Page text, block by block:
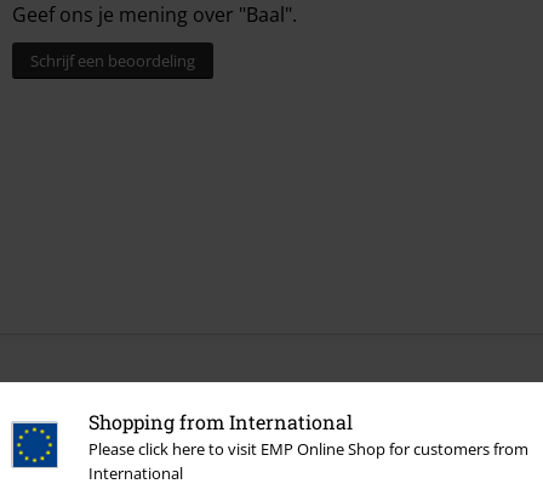
Shopping from International
Please click here to visit EMP Online Shop for customers from
International
Geef ons je mening over "Baal".
Schrijf een beoordeling
Meer categorieën. Meer opties.
Stijlen Gothic
Cadeau-ideeën